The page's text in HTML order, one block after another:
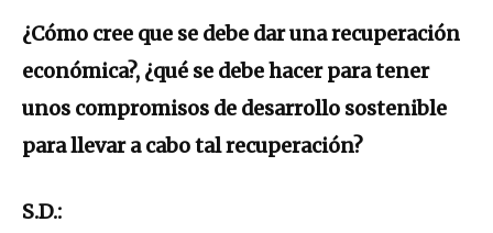
¿Cómo cree que se debe dar una recuperación
económica?, ¿qué se debe hacer para tener
unos compromisos de desarrollo sostenible
para llevar a cabo tal recuperación?
S.D.: